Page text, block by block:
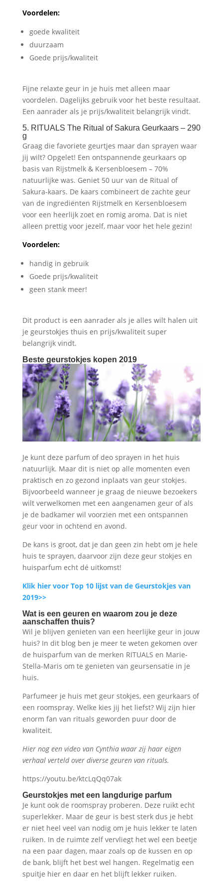
Voordelen:
goede kwaliteit
duurzaam
Goede prijs/kwaliteit
Fijne relaxte geur in je huis met alleen maar
voordelen. Dagelijks gebruik voor het beste resultaat.
Een aanrader als je prijs/kwaliteit belangrijk vindt.
5. RITUALS The Ritual of Sakura Geurkaars – 290
g
Graag die favoriete geurtjes maar dan sprayen waar
jij wilt? Opgelet! Een ontspannende geurkaars op
basis van Rijstmelk & Kersenbloesem – 70%
natuurlijke was. Geniet 50 uur van de Ritual of
Sakura-kaars. De kaars combineert de zachte geur
van de ingrediënten Rijstmelk en Kersenbloesem
voor een heerlijk zoet en romig aroma. Dat is niet
alleen prettig voor jezelf, maar voor het hele gezin!
Voordelen:
handig in gebruik
Goede prijs/kwaliteit
geen stank meer!
Dit product is een aanrader als je alles wilt halen uit
je geurstokjes thuis en prijs/kwaliteit super
belangrijk vindt.
Beste geurstokjes kopen 2019
Je kunt deze parfum of deo sprayen in het huis
natuurlijk. Maar dit is niet op alle momenten even
praktisch en zo gezond inplaats van geur stokjes.
Bijvoorbeeld wanneer je graag de nieuwe bezoekers
wilt verwelkomen met een aangenamen geur of als
je de badkamer wil voorzien met een ontspannen
geur voor in ochtend en avond.
De kans is groot, dat je dan geen zin hebt om je hele
huis te sprayen, daarvoor zijn deze geur stokjes en
huisparfum echt dé uitkomst!
Klik hier voor Top 10 lijst van de Geurstokjes van
2019>>
Wat is een geuren en waarom zou je deze
aanschaffen thuis?
Wil je blijven genieten van een heerlijke geur in jouw
huis? In dit blog ben je meer te weten gekomen over
de huisparfum van de merken RITUALS en Marie-
Stella-Maris om te genieten van geursensatie in je
huis.
Parfumeer je huis met geur stokjes, een geurkaars of
een roomspray. Welke kies jij het liefst? Wij zijn hier
enorm fan van rituals geworden puur door de
kwaliteit.
Hier nog een video van Cynthia waar zij haar eigen
verhaal verteld over diverse geuren van rituals.
https://youtu.be/ktcLqQq07ak
Geurstokjes met een langdurige parfum
Je kunt ook de roomspray proberen. Deze ruikt echt
superlekker. Maar de geur is best sterk dus je hebt
er niet heel veel van nodig om je huis lekker te laten
ruiken. In de ruimte zelf vervliegt het wel een beetje
na een paar dagen, maar zoals op de kussen en op
de bank, blijft het best wel hangen. Regelmatig een
spuitje hier en daar en het blijft lekker ruiken.